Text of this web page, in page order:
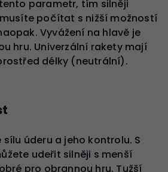
parametr, tím silněji
počítat s nižší možností
Vyvážení na hlavě je
hru. Univerzální rakety mají
délky (neutrální).
úderu a jeho kontrolu. S
udeřit silněji s menší
pro obrannou hru. Tužší